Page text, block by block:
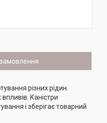
різних рідин.
Каністри
і зберігає товарний